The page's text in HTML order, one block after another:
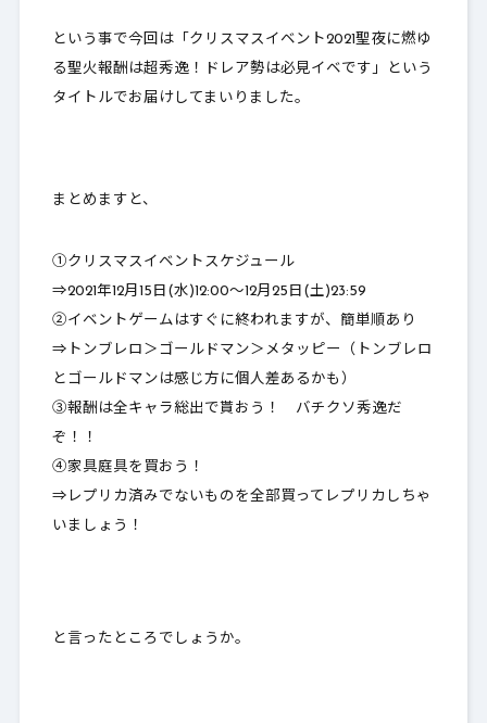
という事で今回は「クリスマスイベント2021聖夜に燃ゆ
る聖火報酬は超秀逸！ドレア勢は必見イベです」という
タイトルでお届けしてまいりました。
まとめますと、
①クリスマスイベントスケジュール
⇒2021年12月15日(水)12:00～12月25日(土)23:59
②イベントゲームはすぐに終われますが、簡単順あり
⇒トンブレロ＞ゴールドマン＞メタッピー（トンブレロ
とゴールドマンは感じ方に個人差あるかも）
③報酬は全キャラ総出で貰おう！ バチクソ秀逸だ
ぞ！！
④家具庭具を買おう！
⇒レプリカ済みでないものを全部買ってレプリカしちゃ
いましょう！
と言ったところでしょうか。